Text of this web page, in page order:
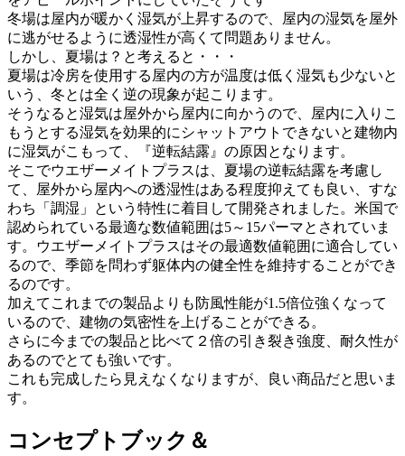
冬場は屋内が暖かく湿気が上昇するので、屋内の湿気を屋外
に逃がせるように透湿性が高くて問題ありません。
しかし、夏場は？と考えると・・・
夏場は冷房を使用する屋内の方が温度は低く湿気も少ないと
いう、冬とは全く逆の現象が起こります。
そうなると湿気は屋外から屋内に向かうので、屋内に入りこ
もうとする湿気を効果的にシャットアウトできないと建物内
に湿気がこもって、『逆転結露』の原因となります。
そこでウエザーメイトプラスは、夏場の逆転結露を考慮し
て、屋外から屋内への透湿性はある程度抑えても良い、すな
わち「調湿」という特性に着目して開発されました。米国で
認められている最適な数値範囲は5～15パーマとされていま
す。ウエザーメイトプラスはその最適数値範囲に適合してい
るので、季節を問わず躯体内の健全性を維持することができ
るのです。
加えてこれまでの製品よりも防風性能が1.5倍位強くなって
いるので、建物の気密性を上げることができる。
さらに今までの製品と比べて２倍の引き裂き強度、耐久性が
あるのでとても強いです。
これも完成したら見えなくなりますが、良い商品だと思いま
す。
コンセプトブック＆